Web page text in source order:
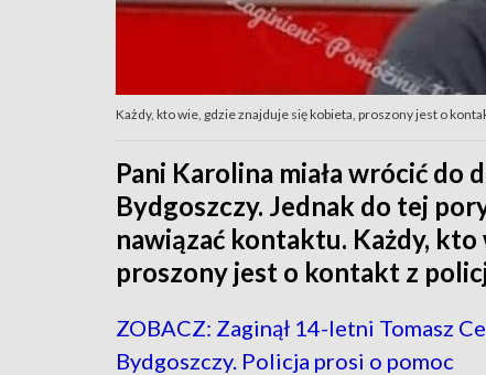
Każdy, kto wie, gdzie znajduje się kobieta, proszony jest o
Pani Karolina miała wrócić do
Bydgoszczy. Jednak do tej
nawiązać kontaktu. Każdy,
proszony jest o kontakt z
ZOBACZ: Zaginął 14-letni Tomasz
Bydgoszczy. Policja prosi o pomoc